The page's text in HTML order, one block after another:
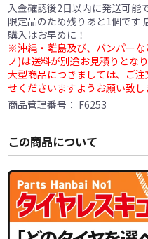
入金確認後2日以内に発送可能
限定品のため残りあと1個です
購入はお早めに！
※沖縄・離島及び、バンパー
ノ)は送料が別途お見積りとなり
大型商品につきましては、ご
せくださいますようお願い致し
商品管理番号： F6253
この商品について